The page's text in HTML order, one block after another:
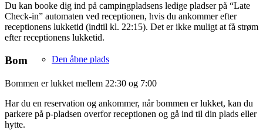
Den åbne plads
Du kan booke dig ind på campingpladsens ledige pladser på “Late
Check-in” automaten ved receptionen, hvis du ankommer efter
receptionens lukketid (indtil kl. 22:15). Det er ikke muligt at få strøm
efter receptionens lukketid.
Bom
Bommen er lukket mellem 22:30 og 7:00
Har du en reservation og ankommer, når bommen er lukket, kan du
parkere på p-pladsen overfor receptionen og gå ind til din plads eller
hytte.